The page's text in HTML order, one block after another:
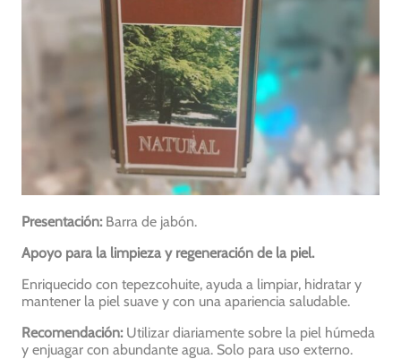
Presentación:Barra de jabón.
Apoyo para la limpieza y regeneración de la piel.
Enriquecido con tepezcohuite, ayuda a limpiar, hidratar y
mantener la piel suave y con una apariencia saludable.
Recomendación:Utilizar diariamente sobre la piel húmeda
y enjuagar con abundante agua. Solo para uso externo.